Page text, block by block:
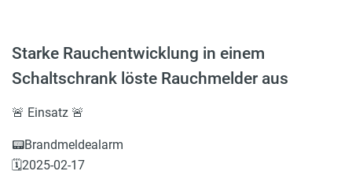
Starke Rauchentwicklung in einem
Schaltschrank löste Rauchmelder aus
🚨 Einsatz 🚨
📟Brandmeldealarm
🗓️2025-02-17